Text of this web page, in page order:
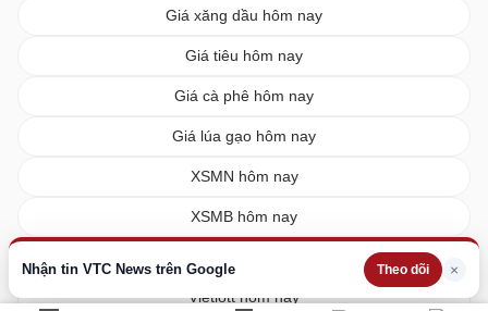
Nhận tin VTC News trên Google Theo dõi ×
Giá xăng dầu hôm nay
Giá tiêu hôm nay
Giá cà phê hôm nay
Giá lúa gạo hôm nay
XSMN hôm nay
XSMB hôm nay
Vietlott hôm nay